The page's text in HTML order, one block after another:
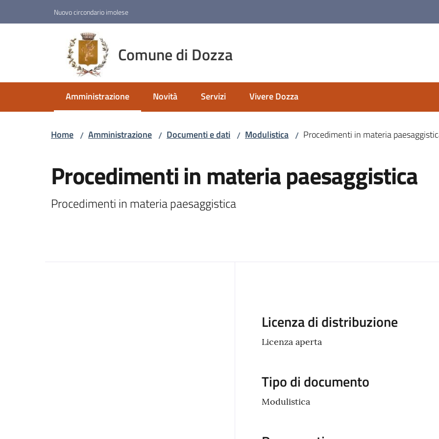
Nuovo circondario imolese
Comune di Dozza
Amministrazione
Menu selezionato Novità Servizi Vivere Dozza
Home / Amministrazione / Documenti e dati / Modulistica / Procedimenti in materia
Procedimenti in materia paesaggistica
Procedimenti in materia paesaggistica
Descrizione
Licenza di distribuzione
Licenza aperta
Tipo di documento
Modulistica